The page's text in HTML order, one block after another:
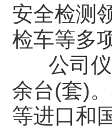
安全检测
检车等多
公司仪
余台(套)
等进口和